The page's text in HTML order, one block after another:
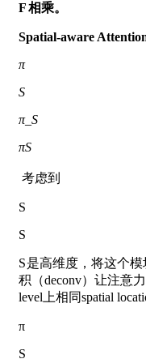
F相乘。
Spatial-aware
π
S
π_S
πS
​ 考虑到
S
S
S是高维度，将这个
积（deconv）让注意
level上相同spatial
π
S